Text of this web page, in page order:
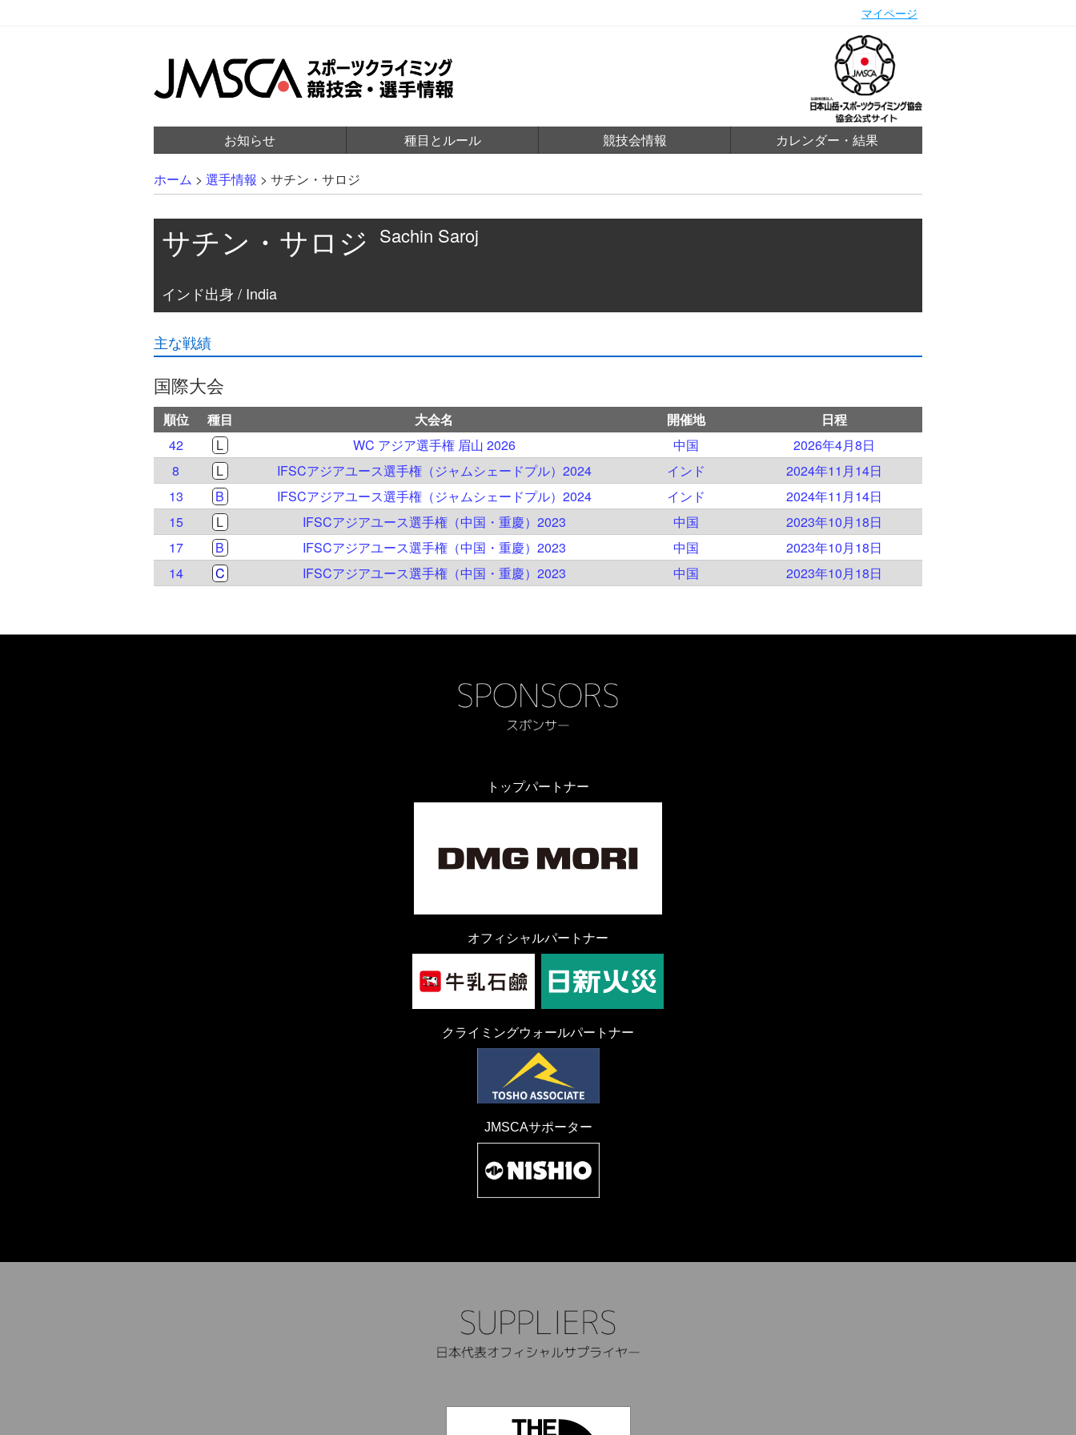
マイページ
お知らせ 種目とルール 競技会情報 カレンダー・結果
ホーム > 選手情報 > サチン・サロジ
サチン・サロジ Sachin Saroj
インド出身 / India
主な戦績
国際大会
順位 種目 大会名 開催地
日程
42
L WC アジア選手権 眉山 2026 中国
2026年4月8日
8
L IFSCアジアユース選手権（ジャムシェードプル）2024 インド
2024年11月14日
13
B IFSCアジアユース選手権（ジャムシェードプル）2024 インド
2024年11月14日
15
L IFSCアジアユース選手権（中国・重慶）2023 中国
2023年10月18日
17
B IFSCアジアユース選手権（中国・重慶）2023 中国
2023年10月18日
14
C IFSCアジアユース選手権（中国・重慶）2023 中国 2023年10月18日
トップパートナー
オフィシャルパートナー
クライミングウォールパートナー
JMSCAサポーター